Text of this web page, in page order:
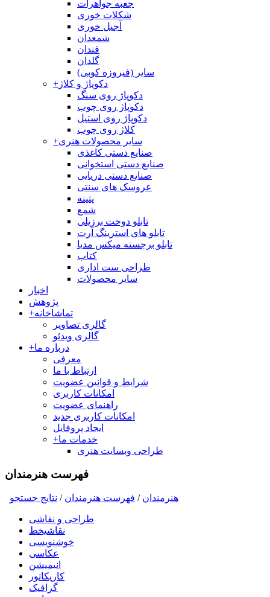
جعبه جواهرات
شکلات خوری
آجیل خوری
شمعدان
قندان
گلدان
سایر (فیروزه کوبی)
+دکوپاژ و کلاژ
دکوپاژ روی سنگ
دکوپاژ روی چوب
دکوپاژ روی استیل
کلاژ روی چوب
+سایر محصولات هنری
صنایع دستی کاغذی
صنایع دستی استخوانی
صنایع دستی دریایی
عروسک های سنتی
پتینه
شمع
تابلو دوخت برزیلی
تابلو های استرینگ آرت
تابلو برجسته میکس مدیا
کتاب
طراحی ست اداری
سایر محصولات
اخبار
پژوهش
+تماشاخانه
گالری تصاویر
گالری ویدئو
+درباره ما
معرفی
ارتباط با ما
شرایط و قوانین عضویت
امکانات کاربری
راهنمای عضویت
امکانات کاربری جدید
ایجاد پروفایل
+خدمات ما
طراحی وبسایت هنری
فهرست هنرمندان
هنرمندان / فهرست هنرمندان / نتايج جستجو
طراحی و نقاشی
نقاشیخط
خوشنویسی
عکاسی
انیمیشن
کاریکاتور
گرافیک